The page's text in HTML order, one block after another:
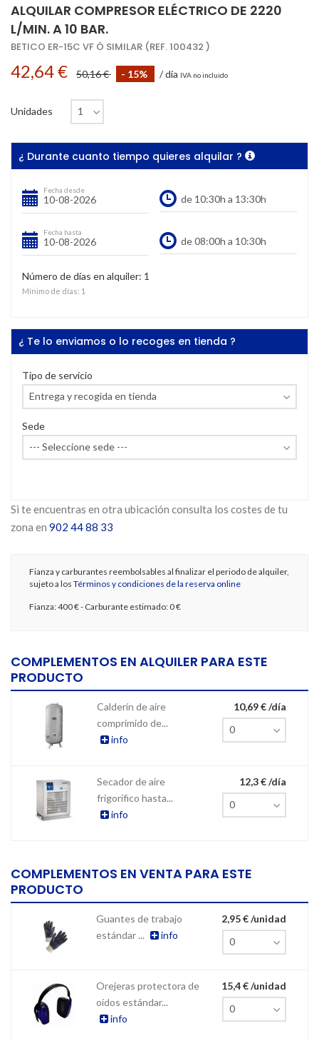
ALQUILAR COMPRESOR ELÉCTRICO DE 2220
L/MIN. A 10 BAR.
BETICO ER-15C VF Ó SIMILAR (REF. 100432 )
42,64 € 50,16 € - 15% / día IVA no incluido
Unidades
¿ Durante cuanto tiempo quieres alquilar ?
Fecha desde
Fecha hasta
Número de días en alquiler: 1
Mínimo de días: 1
¿ Te lo enviamos o lo recoges en tienda ?
Tipo de servicio
Sede
Si te encuentras en otra ubicación consulta los costes de tu
zona en 902 44 88 33
Fianza y carburantes reembolsables al finalizar el periodo de alquiler,
sujeto a los Términos y condiciones de la reserva online
Fianza:400 €- Carburante estimado: 0 €
COMPLEMENTOS EN ALQUILER PARA ESTE
PRODUCTO
Calderín de aire
comprimido de...
info
10,69 € /día
Secador de aire
frigorífico hasta...
info
12,3 € /día
COMPLEMENTOS EN VENTA PARA ESTE
PRODUCTO
Guantes de trabajo
estándar ...
info
2,95 € /unidad
Orejeras protectora de
oídos estándar...
info
15,4 € /unidad